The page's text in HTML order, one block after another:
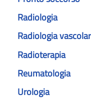
Radiologia
Radiologia
Radioterapia
Reumatologia
Urologia